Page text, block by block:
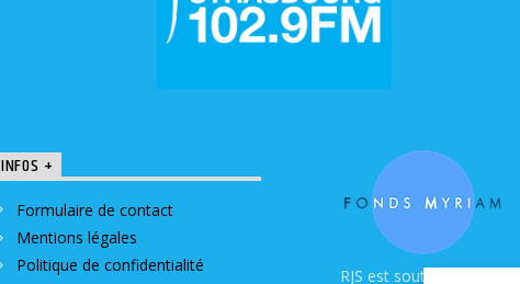
INFOS +
Formulaire de contact
Mentions légales
Politique de confidentialité
RJS est soutenue par le